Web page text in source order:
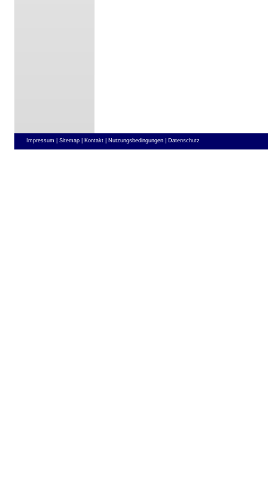
Impressum | Sitemap | Kontakt | Nutzungsbedingungen | Datenschutz